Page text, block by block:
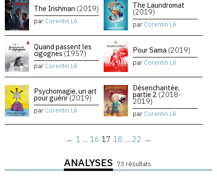
The Irishman (2019)
par Corentin Lê
The Laundromat
(2019)
par Corentin Lê
Quand passent les
cigognes (1957)
par Corentin Lê
Pour Sama (2019)
par Corentin Lê
Psychomagie, un art
pour guérir(2019)
par Corentin Lê
Désenchantée,
partie 2 (2018-
2019)
par Corentin Lê
← 1 … 16 17 18 … 22 →
ANALYSES 73 résultats